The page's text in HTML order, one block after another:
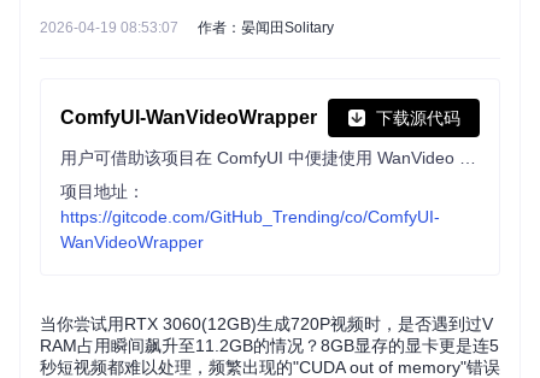
2026-04-19 08:53:07 作者：晏闻田Solitary
ComfyUI-WanVideoWrapper 下载源代码
项目地址：
https://gitcode.com/GitHub_Trending/co/ComfyUI-
WanVideoWrapper
当你尝试用RTX 3060(12GB)生成720P视频时，是否遇到过V
RAM占用瞬间飙升至11.2GB的情况？8GB显存的显卡更是连5
秒短视频都难以处理，频繁出现的"CUDA out of memory"错误